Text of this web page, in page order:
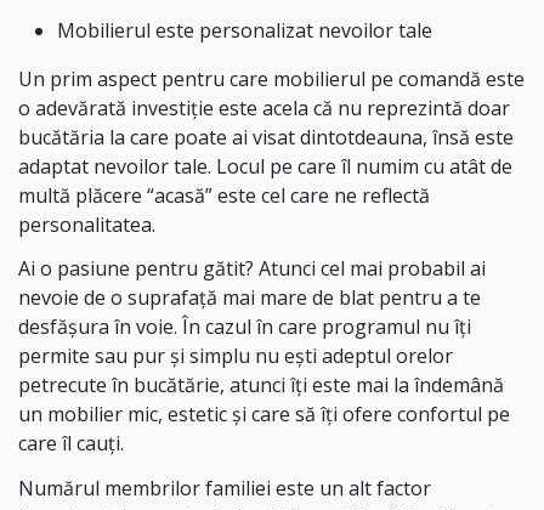
Mobilierul este personalizat nevoilor tale
Un prim aspect pentru care mobilierul pe comandă este
o adevărată investiție este acela că nu reprezintă doar
bucătăria la care poate ai visat dintotdeauna, însă este
adaptat nevoilor tale. Locul pe care îl numim cu atât de
multă plăcere “acasă” este cel care ne reflectă
personalitatea.
Ai o pasiune pentru gătit? Atunci cel mai probabil ai
nevoie de o suprafață mai mare de blat pentru a te
desfășura în voie. În cazul în care programul nu îți
permite sau pur și simplu nu ești adeptul orelor
petrecute în bucătărie, atunci îți este mai la îndemână
un mobilier mic, estetic și care să îți ofere confortul pe
care îl cauți.
Numărul membrilor familiei este un alt factor